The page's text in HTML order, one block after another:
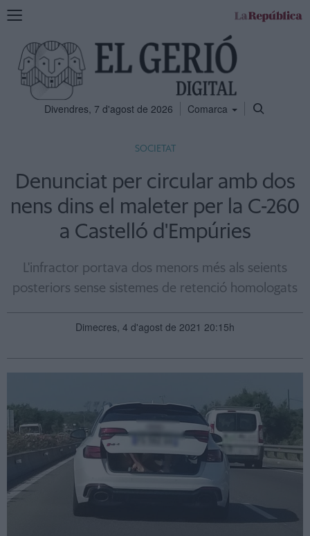
Mostra
navegació
Divendres, 7 d'agost de 2026 Comarca
SOCIETAT
Denunciat per circular amb dos
nens dins el maleter per la C-260
a Castelló d'Empúries
L'infractor portava dos menors més als seients
posteriors sense sistemes de retenció homologats
Dimecres, 4 d'agost de 2021 20:15h